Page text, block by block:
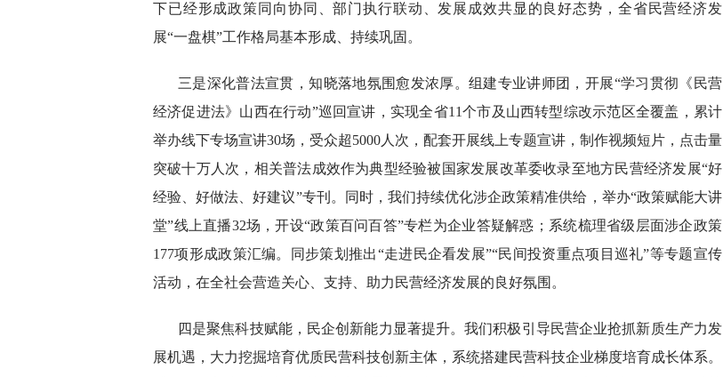
下已经形成政策同向协同、部门执行联动、发展成效共显的良好态势，全省民营经济发
展“一盘棋”工作格局基本形成、持续巩固。
三是深化普法宣贯，知晓落地氛围愈发浓厚。组建专业讲师团，开展“学习贯彻《民营
经济促进法》山西在行动”巡回宣讲，实现全省11个市及山西转型综改示范区全覆盖，累计
举办线下专场宣讲30场，受众超5000人次，配套开展线上专题宣讲，制作视频短片，点击量
突破十万人次，相关普法成效作为典型经验被国家发展改革委收录至地方民营经济发展“好
经验、好做法、好建议”专刊。同时，我们持续优化涉企政策精准供给，举办“政策赋能大讲
堂”线上直播32场，开设“政策百问百答”专栏为企业答疑解惑；系统梳理省级层面涉企政策
177项形成政策汇编。同步策划推出“走进民企看发展”“民间投资重点项目巡礼”等专题宣传
活动，在全社会营造关心、支持、助力民营经济发展的良好氛围。
四是聚焦科技赋能，民企创新能力显著提升。我们积极引导民营企业抢抓新质生产力发
展机遇，大力挖掘培育优质民营科技创新主体，系统搭建民营科技企业梯度培育成长体系。